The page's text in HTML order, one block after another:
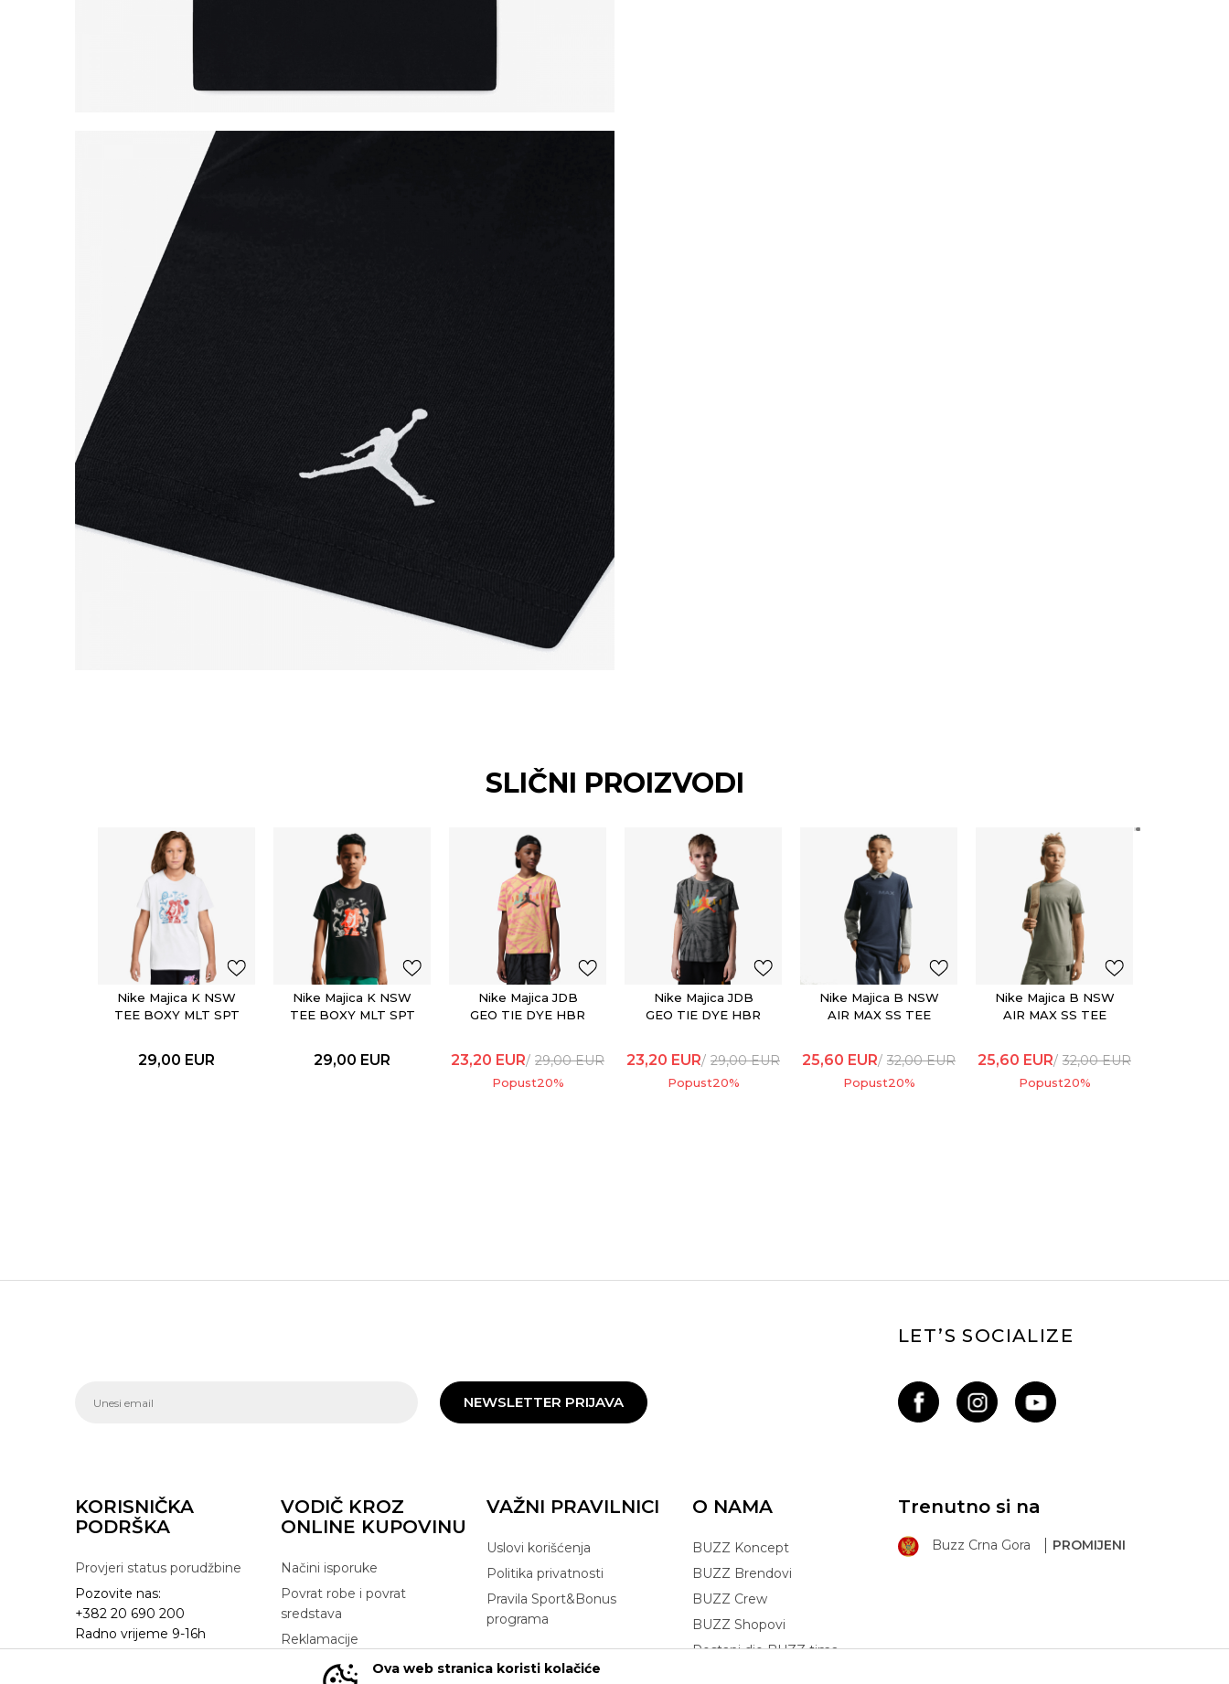
SLIČNI PROIZVODI
Nike Majica K NSW
TEE BOXY MLT SPT
29,00 EUR
Nike Majica K NSW
TEE BOXY MLT SPT
29,00 EUR
Nike Majica JDB
GEO TIE DYE HBR
23,20 EUR 29,00EUR
Popust20%
Nike Majica JDB
GEO TIE DYE HBR
23,20 EUR 29,00EUR
Popust20%
Nike Majica B NSW
AIR MAX SS TEE
25,60 EUR 32,00EUR
Popust20%
Nike Majica B NSW
AIR MAX SS TEE
25,60 EUR 32,00EUR
Popust20%
NEWSLETTER PRIJAVA
LET’S SOCIALIZE
KORISNIČKA
PODRŠKA
Provjeri status porudžbine
Pozovite nas:
+382 20 690 200
Radno vrijeme 9-16h
online@buzzsneakers.me
VODIČ KROZ
ONLINE KUPOVINU
Načini isporuke
Povrat robe i povrat
sredstava
Reklamacije
Zamjena artikla
VAŽNI PRAVILNICI
Uslovi korišćenja
Politika privatnosti
Pravila Sport&Bonus
programa
O NAMA
BUZZ Koncept
BUZZ Brendovi
BUZZ Crew
BUZZ Shopovi
Postani dio BUZZ tima
Trenutno si na
Buzz Crna Gora PROMIJENI
Ova web stranica koristi kolačiće